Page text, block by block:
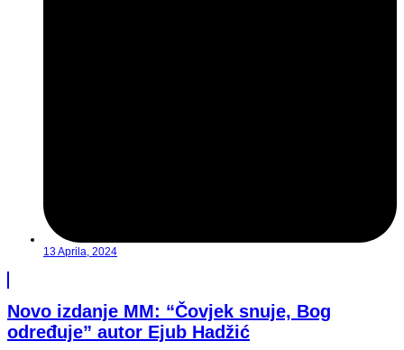
13 Aprila, 2024
Novo izdanje MM: “Čovjek snuje, Bog
određuje” autor Ejub Hadžić